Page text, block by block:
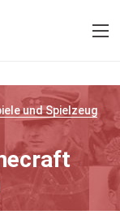
und Spielzeug